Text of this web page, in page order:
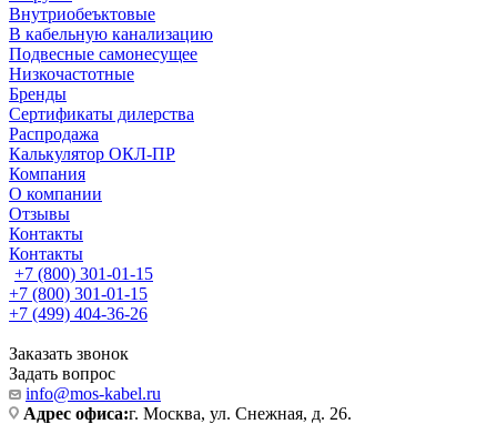
Внутриобеъктовые
В кабельную канализацию
Подвесные самонесущее
Низкочастотные
Бренды
Сертификаты дилерства
Распродажа
Калькулятор ОКЛ-ПР
Компания
О компании
Отзывы
Контакты
Контакты
+7 (800) 301-01-15
+7 (800) 301-01-15
+7 (499) 404-36-26
Заказать звонок
Задать вопрос
info@mos-kabel.ru
Адрес офиса:г. Москва, ул. Снежная, д. 26.